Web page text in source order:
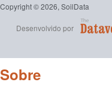
Copyright © 2026, SoilData
Desenvolvido por
Sobre